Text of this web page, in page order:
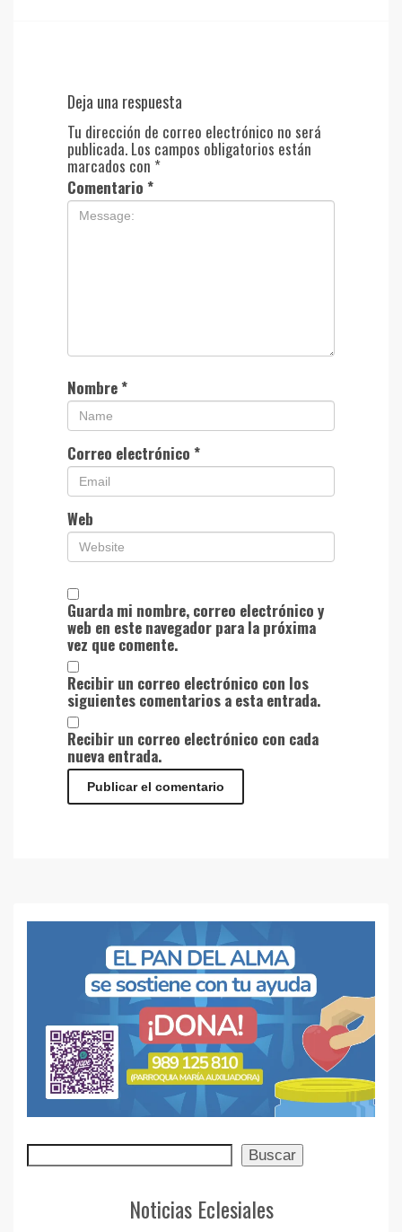
Deja una respuesta
Tu dirección de correo electrónico no será
publicada. Los campos obligatorios están
marcados con *
Comentario *
Nombre*
Correo electrónico *
Web
Guarda mi nombre, correo electrónico y
web en este navegador para la próxima
vez que comente.
Recibir un correo electrónico con los
siguientes comentarios a esta entrada.
Recibir un correo electrónico con cada
nueva entrada.
Buscar Buscar
Noticias Eclesiales